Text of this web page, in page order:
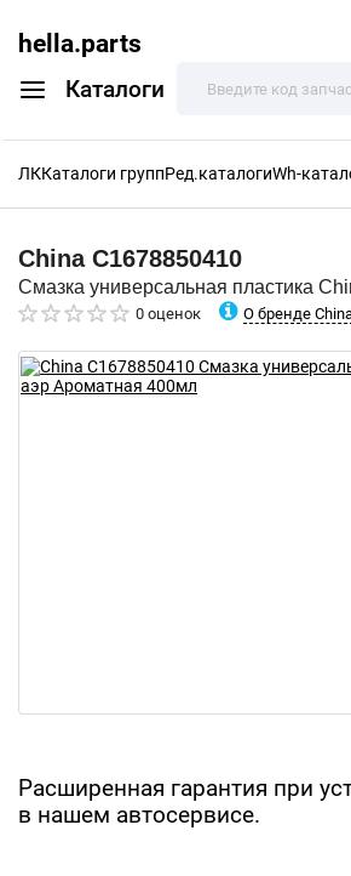
hella.parts
Каталоги
ЛККаталоги группРед.каталогиWh-
China C1678850410
Смазка универсальная пластика
0 оценок О бренде
Расширенная гарантия при
в нашем автосервисе.